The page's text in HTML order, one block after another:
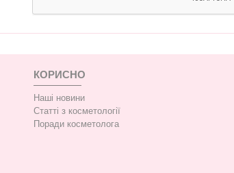
КОРИСНО
Наші новини
Статті з косметології
Поради косметолога